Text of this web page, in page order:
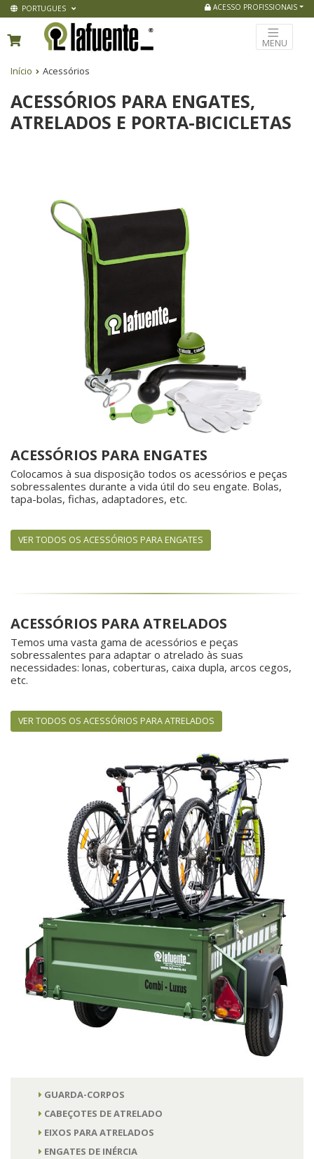
PORTUGUES ACESSO PROFISSIONAIS
MENU
Início Acessórios
ACESSÓRIOS PARA ENGATES,
ATRELADOS E PORTA-BICICLETAS
ACESSÓRIOS PARA ENGATES
Colocamos à sua disposição todos os acessórios e peças
sobressalentes durante a vida útil do seu engate. Bolas,
tapa-bolas, fichas, adaptadores, etc.
VER TODOS OS ACESSÓRIOS PARA ENGATES
ACESSÓRIOS PARA ATRELADOS
Temos uma vasta gama de acessórios e peças
sobressalentes para adaptar o atrelado às suas
necessidades: lonas, coberturas, caixa dupla, arcos cegos,
etc.
VER TODOS OS ACESSÓRIOS PARA ATRELADOS
GUARDA-CORPOS
CABEÇOTES DE ATRELADO
EIXOS PARA ATRELADOS
ENGATES DE INÉRCIA